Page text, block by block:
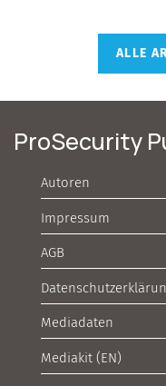
ALLE
ProSecurity
Autoren
Impressum
AGB
Mediadaten
Mediakit (EN)